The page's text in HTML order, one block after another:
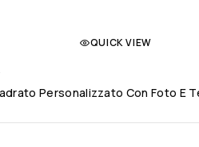
QUICK VIEW
Personalizzato Con Foto E